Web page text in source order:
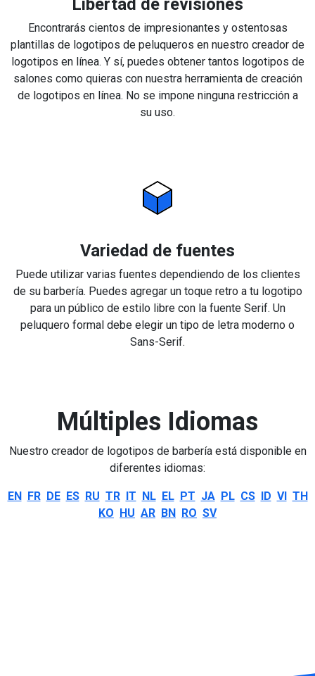
Encontrarás cientos de impresionantes y ostentosas
plantillas de logotipos de peluqueros en nuestro creador de
logotipos en línea. Y sí, puedes obtener tantos logotipos de
salones como quieras con nuestra herramienta de creación
de logotipos en línea. No se impone ninguna restricción a
su uso.
Variedad de fuentes
Puede utilizar varias fuentes dependiendo de los clientes
de su barbería. Puedes agregar un toque retro a tu logotipo
para un público de estilo libre con la fuente Serif. Un
peluquero formal debe elegir un tipo de letra moderno o
Sans-Serif.
Múltiples Idiomas
Nuestro creador de logotipos de barbería está disponible en
diferentes idiomas:
EN FR DE ES RU TR IT NL EL PT JA PL CS ID VI TH
KO HU AR BN RO SV